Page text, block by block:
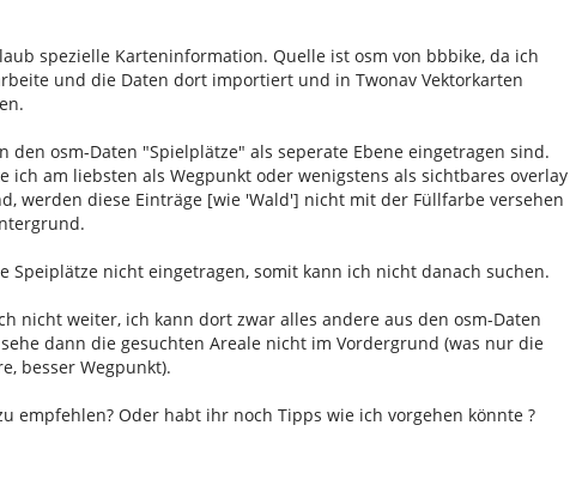
spezielle Karteninformation. Quelle ist osm von bbbike, da ich
und die Daten dort importiert und in Twonav Vektorkarten
den osm-Daten "Spielplätze" als seperate Ebene eingetragen sind.
ich am liebsten als Wegpunkt oder wenigstens als sichtbares overlay
werden diese Einträge [wie 'Wald'] nicht mit der Füllfarbe versehen
Speiplätze nicht eingetragen, somit kann ich nicht danach suchen.
nicht weiter, ich kann dort zwar alles andere aus den osm-Daten
dann die gesuchten Areale nicht im Vordergrund (was nur die
besser Wegpunkt).
empfehlen? Oder habt ihr noch Tipps wie ich vorgehen könnte ?